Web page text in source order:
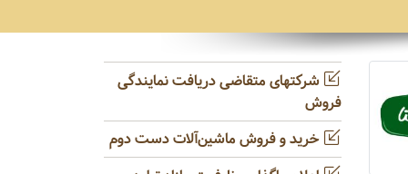
شرکتهای متقاضی دریافت نمایندگی
فروش
خرید و فروش ماشین‌آلات دست دوم